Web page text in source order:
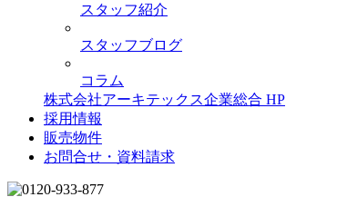
スタッフ紹介
スタッフブログ
コラム
株式会社アーキテックス企業総合 HP
採用情報
販売物件
お問合せ・資料請求